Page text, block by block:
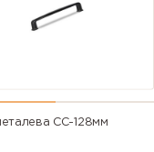
СС-128мм